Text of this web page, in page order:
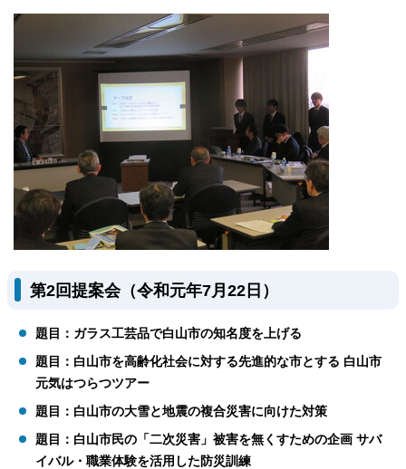
第2回提案会（令和元年7月22日）
題目：ガラス工芸品で白山市の知名度を上げる
題目：白山市を高齢化社会に対する先進的な市とする 白山市
元気はつらつツアー
題目：白山市の大雪と地震の複合災害に向けた対策
題目：白山市民の「二次災害」被害を無くすための企画 サバ
イバル・職業体験を活用した防災訓練